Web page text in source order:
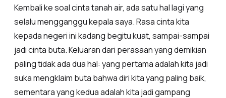
Kembali ke soal cinta tanah air, ada satu hal lagi yang
selalu mengganggu kepala saya. Rasa cinta kita
kepada negeri ini kadang begitu kuat, sampai-sampai
jadi cinta buta. Keluaran dari perasaan yang demikian
paling tidak ada dua hal: yang pertama adalah kita jadi
suka mengklaim buta bahwa diri kita yang paling baik,
sementara yang kedua adalah kita jadi gampang